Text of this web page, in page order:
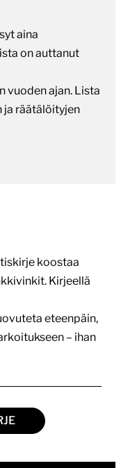
aina
on auttanut
vuoden ajan. Lista
räätälöityjen
koostaa
Kirjeellä
eteenpäin,
– ihan